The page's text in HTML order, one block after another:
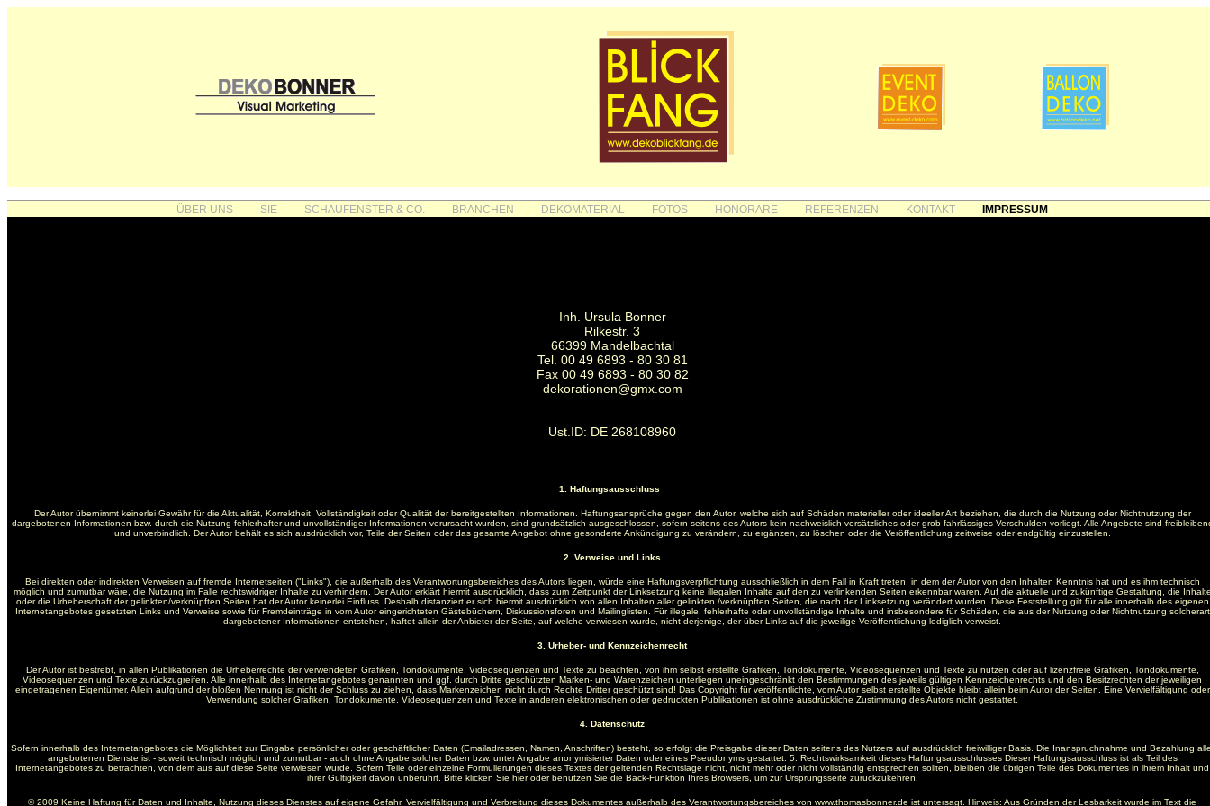
ÜBER UNS SIE SCHAUFENSTER & CO. BRANCHEN DEKOMATERIAL FOTOS HONORARE REFERENZEN KONTAKT IMPRESSUM
Inh. Ursula Bonner
Rilkestr. 3
66399 Mandelbachtal
Tel. 00 49 6893 - 80 30 81
Fax 00 49 6893 - 80 30 82
dekorationen@gmx.com
Ust.ID: DE 268108960
1. Haftungsausschluss
Der Autor übernimmt keinerlei Gewähr für die Aktualität, Korrektheit, Vollständigkeit oder Qualität der bereitgestellten Informationen. Haftungsansprüche gegen den Autor, welche sich auf Schäden materieller oder ideeller Art beziehen, die durch die Nutzung oder Nichtnutzung der
dargebotenen Informationen bzw. durch die Nutzung fehlerhafter und unvollständiger Informationen verursacht wurden, sind grundsätzlich ausgeschlossen, sofern seitens des Autors kein nachweislich vorsätzliches oder grob fahrlässiges Verschulden vorliegt. Alle Angebote sind
und unverbindlich. Der Autor behält es sich ausdrücklich vor, Teile der Seiten oder das gesamte Angebot ohne gesonderte Ankündigung zu verändern, zu ergänzen, zu löschen oder die Veröffentlichung zeitweise oder endgültig einzustellen.
2. Verweise und Links
Bei direkten oder indirekten Verweisen auf fremde Internetseiten ("Links"), die außerhalb des Verantwortungsbereiches des Autors liegen, würde eine Haftungsverpflichtung ausschließlich in dem Fall in Kraft treten, in dem der Autor von den Inhalten Kenntnis hat und es ihm technisch
möglich und zumutbar wäre, die Nutzung im Falle rechtswidriger Inhalte zu verhindern. Der Autor erklärt hiermit ausdrücklich, dass zum Zeitpunkt der Linksetzung keine illegalen Inhalte auf den zu verlinkenden Seiten erkennbar waren. Auf die aktuelle und zukünftige Gestaltung, die
oder die Urheberschaft der gelinkten/verknüpften Seiten hat der Autor keinerlei Einfluss. Deshalb distanziert er sich hiermit ausdrücklich von allen Inhalten aller gelinkten /verknüpften Seiten, die nach der Linksetzung verändert wurden. Diese Feststellung gilt für alle innerhalb des eigenen
Internetangebotes gesetzten Links und Verweise sowie für Fremdeinträge in vom Autor eingerichteten Gästebüchern, Diskussionsforen und Mailinglisten. Für illegale, fehlerhafte oder unvollständige Inhalte und insbesondere für Schäden, die aus der Nutzung oder Nichtnutzung solcherart
dargebotener Informationen entstehen, haftet allein der Anbieter der Seite, auf welche verwiesen wurde, nicht derjenige, der über Links auf die jeweilige Veröffentlichung lediglich verweist.
3. Urheber- und Kennzeichenrecht
Der Autor ist bestrebt, in allen Publikationen die Urheberrechte der verwendeten Grafiken, Tondokumente, Videosequenzen und Texte zu beachten, von ihm selbst erstellte Grafiken, Tondokumente, Videosequenzen und Texte zu nutzen oder auf lizenzfreie Grafiken, Tondokumente,
Videosequenzen und Texte zurückzugreifen. Alle innerhalb des Internetangebotes genannten und ggf. durch Dritte geschützten Marken- und Warenzeichen unterliegen uneingeschränkt den Bestimmungen des jeweils gültigen Kennzeichenrechts und den Besitzrechten der jeweiligen
eingetragenen Eigentümer. Allein aufgrund der bloßen Nennung ist nicht der Schluss zu ziehen, dass Markenzeichen nicht durch Rechte Dritter geschützt sind! Das Copyright für veröffentlichte, vom Autor selbst erstellte Objekte bleibt allein beim Autor der Seiten. Eine Vervielfältigung oder
Verwendung solcher Grafiken, Tondokumente, Videosequenzen und Texte in anderen elektronischen oder gedruckten Publikationen ist ohne ausdrückliche Zustimmung des Autors nicht gestattet.
4. Datenschutz
Sofern innerhalb des Internetangebotes die Möglichkeit zur Eingabe persönlicher oder geschäftlicher Daten (Emailadressen, Namen, Anschriften) besteht, so erfolgt die Preisgabe dieser Daten seitens des Nutzers auf ausdrücklich freiwilliger Basis. Die Inanspruchnahme und Bezahlung
angebotenen Dienste ist - soweit technisch möglich und zumutbar - auch ohne Angabe solcher Daten bzw. unter Angabe anonymisierter Daten oder eines Pseudonyms gestattet. 5. Rechtswirksamkeit dieses Haftungsausschlusses Dieser Haftungsausschluss ist als Teil des
Internetangebotes zu betrachten, von dem aus auf diese Seite verwiesen wurde. Sofern Teile oder einzelne Formulierungen dieses Textes der geltenden Rechtslage nicht, nicht mehr oder nicht vollständig entsprechen sollten, bleiben die übrigen Teile des Dokumentes in ihrem Inhalt und
ihrer Gültigkeit davon unberührt. Bitte klicken Sie hier oder benutzen Sie die Back-Funktion Ihres Browsers, um zur Ursprungsseite zurückzukehren!
© 2009 Keine Haftung für Daten und Inhalte, Nutzung dieses Dienstes auf eigene Gefahr. Vervielfältigung und Verbreitung dieses Dokumentes außerhalb des Verantwortungsbereiches von www.thomasbonner.de ist untersagt. Hinweis: Aus Gründen der Lesbarkeit wurde im Text die